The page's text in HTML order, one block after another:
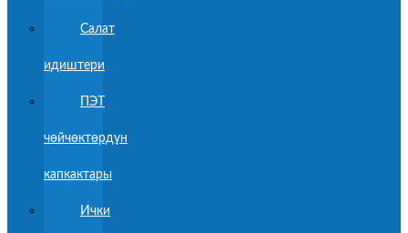
Салат
идиштери
ПЭТ
чөйчөктөрдүн
капкактары
Ички